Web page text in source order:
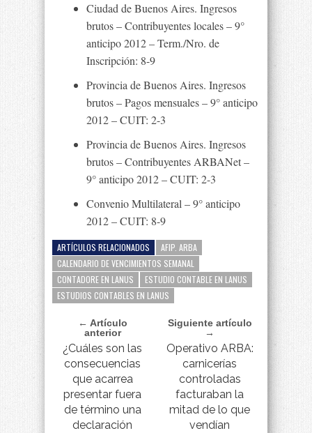
Ciudad de Buenos Aires. Ingresos
brutos – Contribuyentes locales – 9°
anticipo 2012 – Term./Nro. de
Inscripción: 8-9
Provincia de Buenos Aires. Ingresos
brutos – Pagos mensuales – 9° anticipo
2012 – CUIT: 2-3
Provincia de Buenos Aires. Ingresos
brutos – Contribuyentes ARBANet –
9° anticipo 2012 – CUIT: 2-3
Convenio Multilateral – 9° anticipo
2012 – CUIT: 8-9
ARTÍCULOS RELACIONADOS
AFIP. ARBA
CALENDARIO DE VENCIMIENTOS SEMANAL
CONTADORE EN LANUS
ESTUDIO CONTABLE EN LANUS
ESTUDIOS CONTABLES EN LANUS
← Artículo
anterior
¿Cuáles son las
consecuencias
que acarrea
presentar fuera
de término una
declaración
Siguiente artículo
→
Operativo ARBA:
carnicerías
controladas
facturaban la
mitad de lo que
vendían